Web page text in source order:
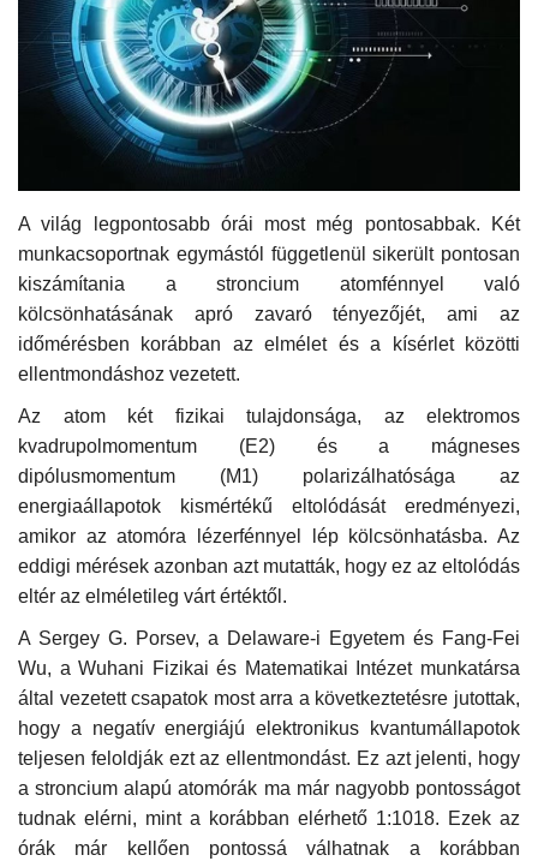
Kultúra
Történelem
Gazdaság
Művészet
Sport
Sajtó
Rendezvény
Humor
Napló postája
Galéria
Újság Archívum
Emlékezzünk †
Nyelv
A világ legpontosabb órái most még pontosabbak. Két
munkacsoportnak egymástól függetlenül sikerült pontosan
kiszámítania a stroncium atomfénnyel való
kölcsönhatásának apró zavaró tényezőjét, ami az
időmérésben korábban az elmélet és a kísérlet közötti
ellentmondáshoz vezetett.
Az atom két fizikai tulajdonsága, az elektromos
kvadrupolmomentum (E2) és a mágneses
dipólusmomentum (M1) polarizálhatósága az
energiaállapotok kismértékű eltolódását eredményezi,
amikor az atomóra lézerfénnyel lép kölcsönhatásba. Az
eddigi mérések azonban azt mutatták, hogy ez az eltolódás
eltér az elméletileg várt értéktől.
A Sergey G. Porsev, a Delaware-i Egyetem és Fang-Fei
Wu, a Wuhani Fizikai és Matematikai Intézet munkatársa
által vezetett csapatok most arra a következtetésre jutottak,
hogy a negatív energiájú elektronikus kvantumállapotok
teljesen feloldják ezt az ellentmondást. Ez azt jelenti, hogy
a stroncium alapú atomórák ma már nagyobb pontosságot
tudnak elérni, mint a korábban elérhető 1:1018. Ezek az
órák már kellően pontossá válhatnak a korábban